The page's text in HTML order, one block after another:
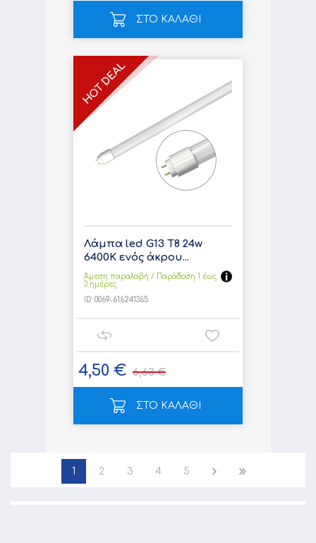
ΣΤΟ ΚΑΛΑΘΙ
Λάμπα led G13 T8 24w
6400K ενός άκρου...
Άμεση παραλαβή / Παράδoση 1 έως
3 ημέρες
ID: 0069-616241365
4,50 € 6,63 €
ΣΤΟ ΚΑΛΑΘΙ
1 2 3 4 5